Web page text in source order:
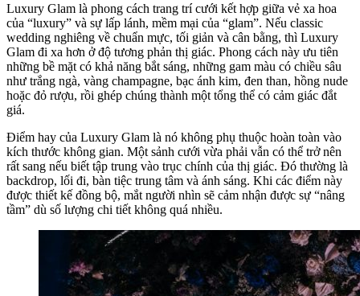
Luxury Glam là phong cách trang trí cưới kết hợp giữa vẻ xa hoa
của “luxury” và sự lấp lánh, mềm mại của “glam”. Nếu classic
wedding nghiêng về chuẩn mực, tối giản và cân bằng, thì Luxury
Glam đi xa hơn ở độ tương phản thị giác. Phong cách này ưu tiên
những bề mặt có khả năng bắt sáng, những gam màu có chiều sâu
như trắng ngà, vàng champagne, bạc ánh kim, đen than, hồng nude
hoặc đỏ rượu, rồi ghép chúng thành một tổng thể có cảm giác đắt
giá.
Điểm hay của Luxury Glam là nó không phụ thuộc hoàn toàn vào
kích thước không gian. Một sảnh cưới vừa phải vẫn có thể trở nên
rất sang nếu biết tập trung vào trục chính của thị giác. Đó thường là
backdrop, lối đi, bàn tiệc trung tâm và ánh sáng. Khi các điểm này
được thiết kế đồng bộ, mắt người nhìn sẽ cảm nhận được sự “nâng
tầm” dù số lượng chi tiết không quá nhiều.